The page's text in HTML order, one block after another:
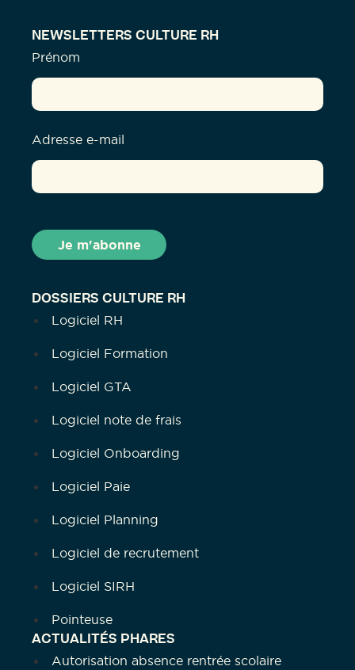
DOSSIERS CULTURE RH
Logiciel RH
Logiciel Formation
Logiciel GTA
Logiciel note de frais
Logiciel Onboarding
Logiciel Paie
Logiciel Planning
Logiciel de recrutement
Logiciel SIRH
Pointeuse
ACTUALITÉS PHARES
Autorisation absence rentrée scolaire
NEWSLETTERS CULTURE RH
Prénom
Adresse e-mail